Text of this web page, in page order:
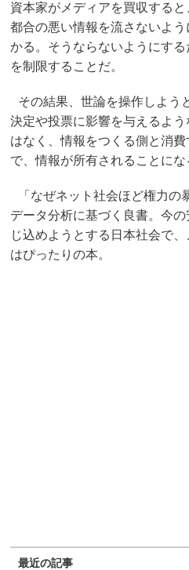
資本家がメディアを買収する
都合の悪い情報を流さないよ
かる。そうならないようにす
を制限することだ。
その結果、世論を操作しよう
決定や投票に影響を与えるよ
はなく、情報をつくる側と消
で、情報が所有されることにな
「なぜネット社会ほど権力
データ分析に基づく良書。今
じ込めようとする日本社会で
はぴったりの本。
最近の記事